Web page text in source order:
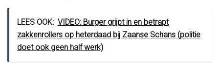
LEES OOK: VIDEO: Burger grijpt in en betrapt
zakkenrollers op heterdaad bij Zaanse Schans (politie
doet ook geen half werk)